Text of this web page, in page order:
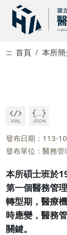
::: 首頁 本所
發布日期：113-
發布單位：醫務管
本所碩士班於
第一個醫務管
轉型期，醫療
時應變，醫務
關鍵。